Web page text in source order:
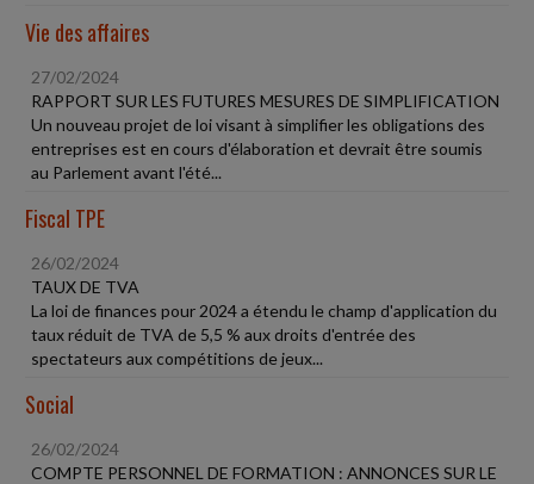
Vie des affaires
27/02/2024
RAPPORT SUR LES FUTURES MESURES DE SIMPLIFICATION
Un nouveau projet de loi visant à simplifier les obligations des
entreprises est en cours d'élaboration et devrait être soumis
au Parlement avant l'été...
Fiscal TPE
26/02/2024
TAUX DE TVA
La loi de finances pour 2024 a étendu le champ d'application du
taux réduit de TVA de 5,5 % aux droits d'entrée des
spectateurs aux compétitions de jeux...
Social
26/02/2024
COMPTE PERSONNEL DE FORMATION : ANNONCES SUR LE